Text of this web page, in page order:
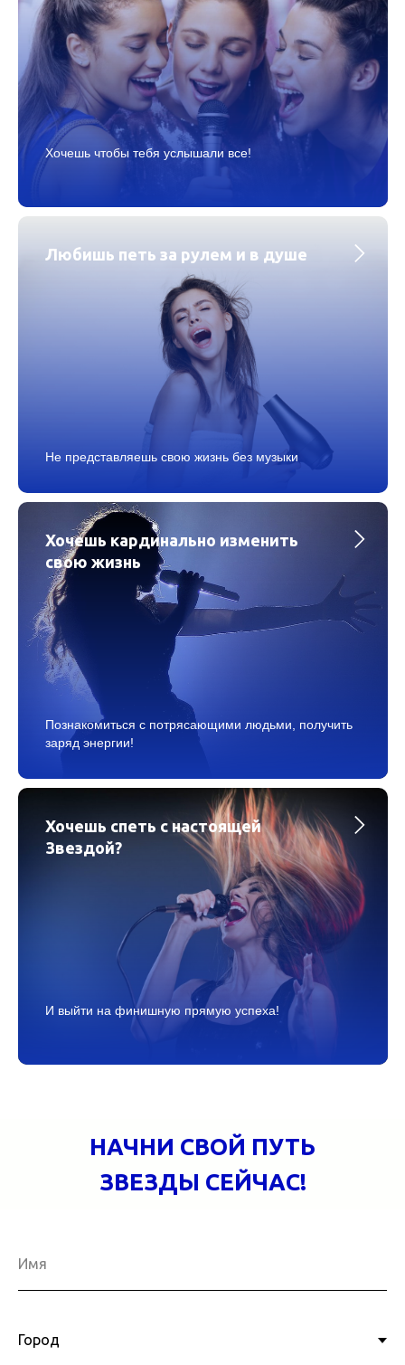
Хочешь чтобы тебя услышали все!
Любишь петь за рулем и в душе
Не представляешь свою жизнь без музыки
Хочешь кардинально изменить
свою жизнь
Познакомиться с потрясающими людьми, получить
заряд энергии!
Хочешь спеть с настоящей
Звездой?
И выйти на финишную прямую успеха!
НАЧНИ СВОЙ ПУТЬ
ЗВЕЗДЫ СЕЙЧАС!
Имя